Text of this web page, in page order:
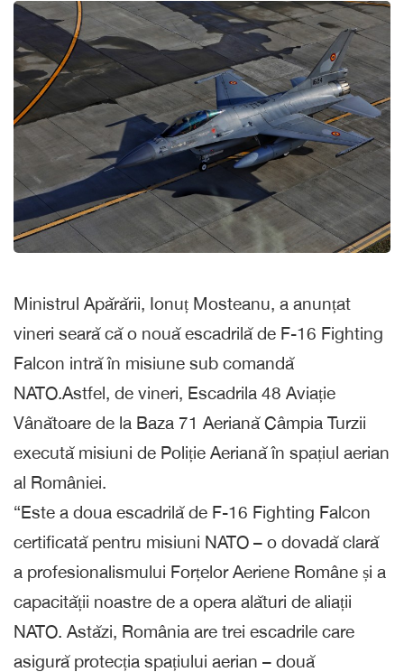
Ministrul Apărării, Ionuț Mosteanu, a anunțat
vineri seară că o nouă escadrilă de F-16 Fighting
Falcon intră în misiune sub comandă
NATO.Astfel, de vineri, Escadrila 48 Aviație
Vânătoare de la Baza 71 Aeriană Câmpia Turzii
execută misiuni de Poliție Aeriană în spațiul aerian
al României.
“Este a doua escadrilă de F-16 Fighting Falcon
certificată pentru misiuni NATO – o dovadă clară
a profesionalismului Forțelor Aeriene Române și a
capacității noastre de a opera alături de aliații
NATO. Astăzi, România are trei escadrile care
asigură protecția spațiului aerian – două